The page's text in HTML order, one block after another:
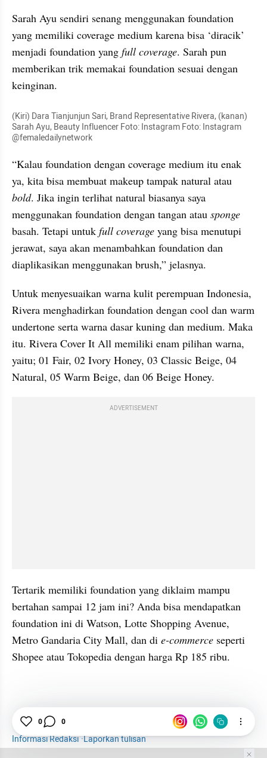
Sarah Ayu sendiri senang menggunakan foundation
yang memiliki coverage medium karena bisa ‘diracik’
menjadi foundation yang full coverage. Sarah pun
memberikan trik memakai foundation sesuai dengan
keinginan.
(Kiri) Dara Tianjunjun Sari, Brand Representative Rivera, (kanan)
Sarah Ayu, Beauty Influencer Foto: Instagram Foto: Instagram
@femaledailynetwork
“Kalau foundation dengan coverage medium itu enak
bold. Jika ingin terlihat natural biasanya saya
menggunakan foundation dengan tangan atau sponge
basah. Tetapi untuk full coverage yang bisa menutupi
jerawat, saya akan menambahkan foundation dan
diaplikasikan menggunakan brush,” jelasnya.
Rivera menghadirkan foundation dengan cool dan warm
undertone serta warna dasar kuning dan medium. Maka
itu. Rivera Cover It All memiliki enam pilihan warna,
yaitu; 01 Fair, 02 Ivory Honey, 03 Classic Beige, 04
Natural, 05 Warm Beige, dan 06 Beige Honey.
ADVERTISEMENT
Tertarik memiliki foundation yang diklaim mampu
bertahan sampai 12 jam ini? Anda bisa mendapatkan
foundation ini di Watson, Lotte Shopping Avenue,
Metro Gandaria City Mall, dan di e-commerce seperti
Shopee atau Tokopedia dengan harga Rp 185 ribu.
Woman
Komedo
Informasi Redaksi·Laporkan tulisan
0 0